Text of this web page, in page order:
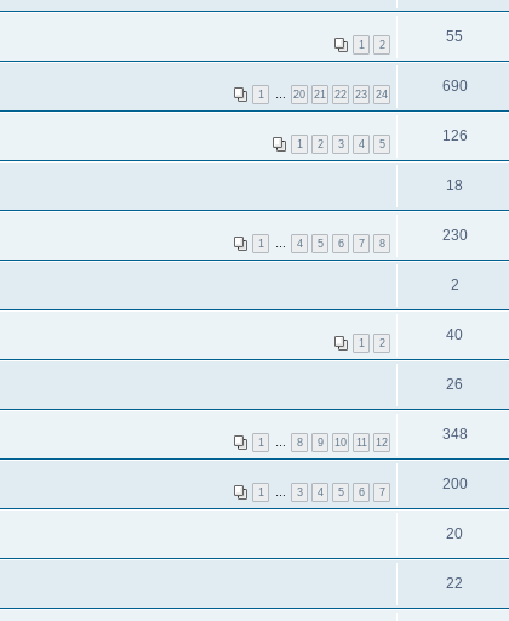
1 2 55
1 20 21 22 23 24 690
1 2 3 4 5 126
18
1 4 5 6 7 8 230
2
1 2 40
26
1 8 9 10 11 12 348
1 3 4 5 6 7 200
20
22